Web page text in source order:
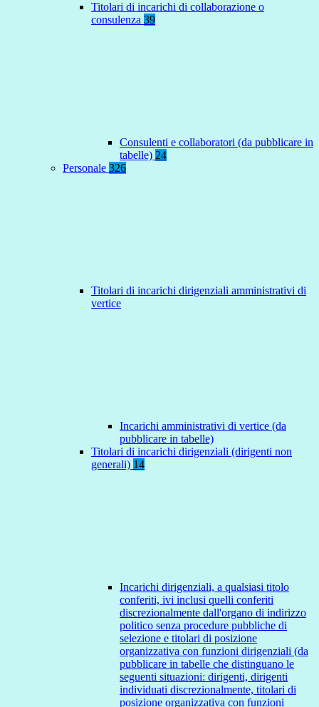
Titolari di incarichi di collaborazione o
consulenza 39
Consulenti e collaboratori (da pubblicare in
tabelle) 24
Personale 326
Titolari di incarichi dirigenziali amministrativi di
vertice
Incarichi amministrativi di vertice (da
pubblicare in tabelle)
Titolari di incarichi dirigenziali (dirigenti non
generali) 14
Incarichi dirigenziali, a qualsiasi titolo
conferiti, ivi inclusi quelli conferiti
discrezionalmente dall'organo di indirizzo
politico senza procedure pubbliche di
selezione e titolari di posizione
organizzativa con funzioni dirigenziali (da
pubblicare in tabelle che distinguano le
seguenti situazioni: dirigenti, dirigenti
individuati discrezionalmente, titolari di
posizione organizzativa con funzioni